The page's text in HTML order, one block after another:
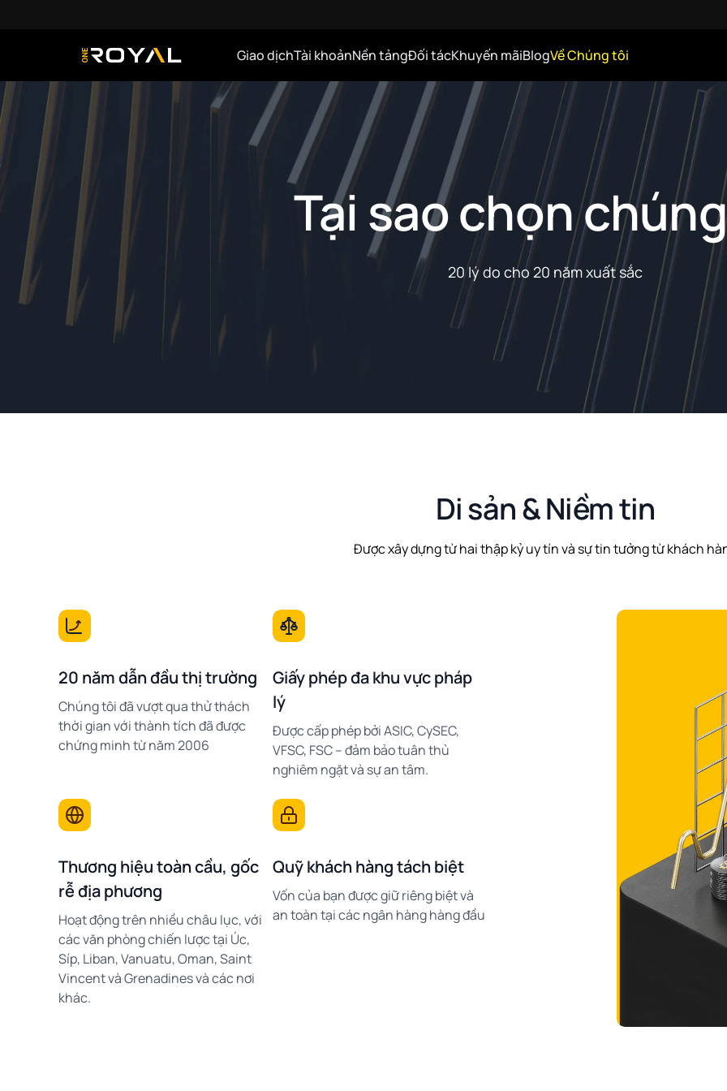
OneRoyal Home Giao dịchTài khoảnNền tảngĐối tácKhuyến mãiBlogVề Chúng tôi
Tại sao chọn
20 lý do cho 20 năm xuất sắc
Di sản & Niềm tin
Được xây dựng từ hai thập kỷ uy tín và sự tin tưởng từ khách
20 năm dẫn đầu thị trường
Chúng tôi đã vượt qua thử thách
thời gian với thành tích đã được
chứng minh từ năm 2006
Giấy phép đa khu vực pháp
lý
Được cấp phép bởi ASIC, CySEC,
VFSC, FSC – đảm bảo tuân thủ
nghiêm ngặt và sự an tâm.
Thương hiệu toàn cầu, gốc
rễ địa phương
Hoạt động trên nhiều châu lục, với
các văn phòng chiến lược tại Úc,
Síp, Liban, Vanuatu, Oman, Saint
Vincent và Grenadines và các nơi
khác.
Quỹ khách hàng tách biệt
Vốn của bạn được giữ riêng biệt và
an toàn tại các ngân hàng hàng đầu